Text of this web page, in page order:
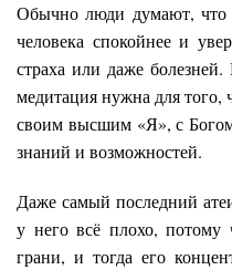
Обычно люди думают, что
человека спокойнее и
страха или даже
медитация нужна для
своим высшим «Я», с
знаний и возможностей.
Даже самый последний
у него всё плохо, потому
грани, и тогда его